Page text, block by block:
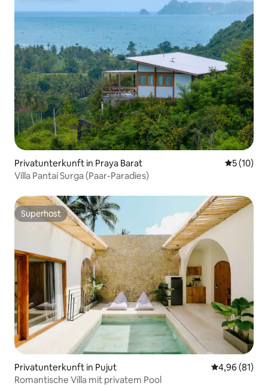
Privatunterkunft in Praya Barat
5 (10)
Villa Pantai Surga (Paar-Paradies)
Superhost
Superhost
Privatunterkunft in Pujut
4,96 (81)
Romantische Villa mit privatem Pool